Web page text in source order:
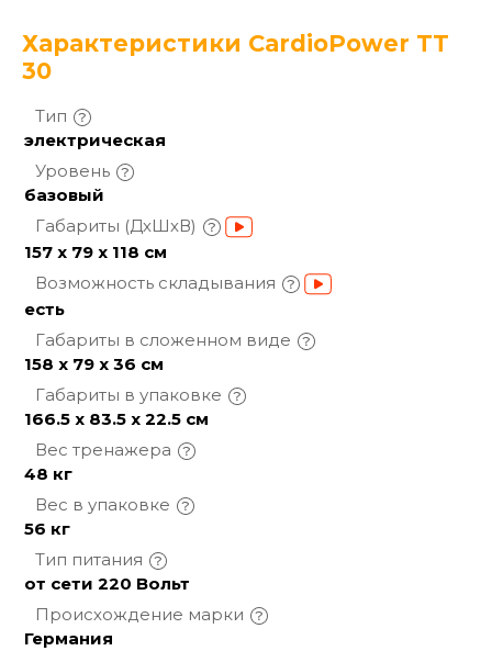
Характеристики CardioPower TT
30
Тип
электрическая
Уровень
базовый
Габариты (ДхШхВ)
157 x 79 x 118 см
Возможность складывания
есть
Габариты в сложенном виде
158 х 79 х 36 см
Габариты в упаковке
166.5 x 83.5 x 22.5 см
Вес тренажера
48 кг
Вес в упаковке
56 кг
Тип питания
от сети 220 Вольт
Происхождение марки
Германия